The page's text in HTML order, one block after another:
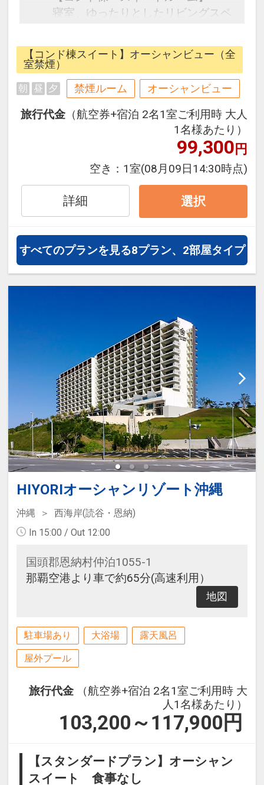
寝室、ゆったりとしたリビングスペ
☆ご宿泊特典☆
・多種多様なサポートアイテム利用
OK※数に限りがございます。一部有
料アイテムあり。
・屋外プール（4～10月）フィット
ネスジム、Wi-Fi利用無料。
・〈お子様特典〉無料で離乳食のご
準備を致します。※保護者の方と同
時にご利用の場合に限る。※要事前
予約。
・〈お子様特典〉お子様用ルームウ
ェア、スリッパご準備致します。
〈連泊特典〉
2連泊で館内利用券2000円分付（お
一人様）
4連泊で館内利用券6000円分付（お
【コンド棟スイート】オーシャンビュー（全
室禁煙）
朝 昼 夕 禁煙ルーム オーシャンビュー
旅行代金 （航空券+宿泊 2名1室ご利用時 大人
1名様あたり）
99,300円
空き： 1室(08月09日14:30時点)
詳細 選択
すべてのプランを見る8プラン、2部屋タイプ
HIYORIオーシャンリゾート沖縄
沖縄
西海岸(読谷・恩納)
In 15:00 / Out 12:00
国頭郡恩納村仲泊1055-1
那覇空港より車で約65分(高速利用）
地図
駐車場あり 大浴場 露天風呂
屋外プール
旅行代金
（航空券+宿泊 2名1室ご利用時 大
人1名様あたり）
103,200～117,900 円
【スタンダードプラン】オーシャン
スイート 食事なし